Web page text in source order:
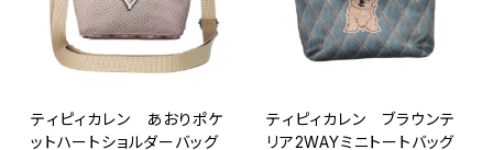
ティピィカレン あおりポケ
ットハートショルダーバッグ
ティピィカレン ブラウンテ
リア2WAYミニトートバッグ